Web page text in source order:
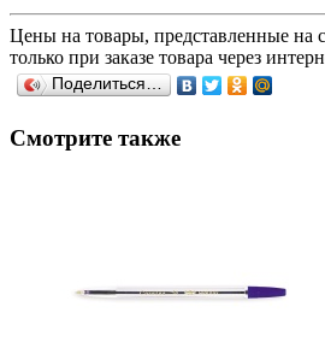
Цены на товары, представленные на
только при заказе товара через
Поделиться…
Смотрите также